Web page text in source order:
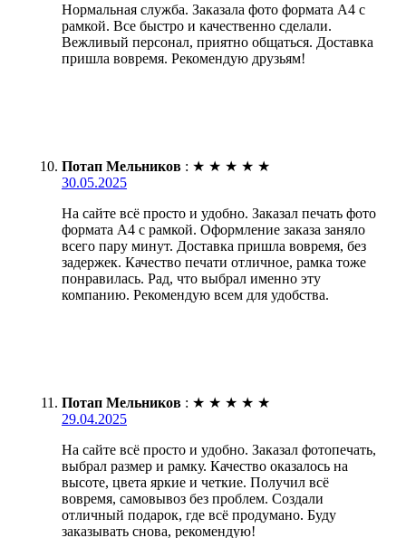
Нормальная служба. Заказала фото формата А4 с
рамкой. Все быстро и качественно сделали.
Вежливый персонал, приятно общаться. Доставка
пришла вовремя. Рекомендую друзьям!
Потап Мельников : ★ ★ ★ ★ ★
30.05.2025
На сайте всё просто и удобно. Заказал печать фото
формата А4 с рамкой. Оформление заказа заняло
всего пару минут. Доставка пришла вовремя, без
задержек. Качество печати отличное, рамка тоже
понравилась. Рад, что выбрал именно эту
компанию. Рекомендую всем для удобства.
Потап Мельников : ★ ★ ★ ★ ★
29.04.2025
На сайте всё просто и удобно. Заказал фотопечать,
выбрал размер и рамку. Качество оказалось на
высоте, цвета яркие и четкие. Получил всё
вовремя, самовывоз без проблем. Создали
отличный подарок, где всё продумано. Буду
заказывать снова, рекомендую!